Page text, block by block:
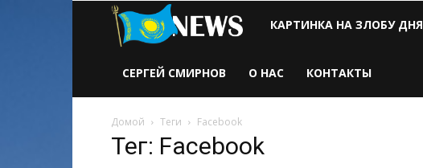
Новости
Казахстана
КАРТИНКА НА ЗЛОБУ ДНЯ
СЕРГЕЙ СМИРНОВ О НАС КОНТАКТЫ
Домой Теги Facebook
Тег: Facebook